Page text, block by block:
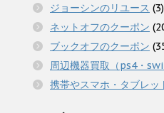
ジョーシンのリユース (3)
ネットオフのクーポン
ブックオフのクーポン
周辺機器買取（ps4・
携帯やスマホ・タブレッ